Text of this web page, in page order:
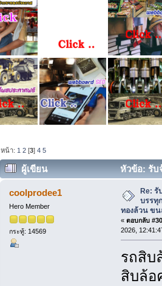
หน้า: 1 2 [3]4 5
ผู้เขียน
หัวข้อ: รับ
ทองล้วน ขนส่ง รับจ้างส่งของไปลาว (อ่า
coolprodee1
Hero Member
กระทู้: 14569
Re: รั
บรรทุ
ทองล้วน ขน
« ตอบกลับ
2026,
รถสิบ
สิบล้อ